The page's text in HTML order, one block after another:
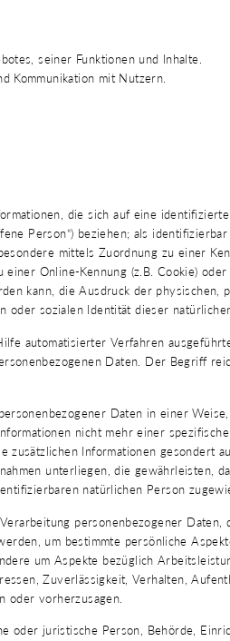
seiner Funktionen und Inhalte.
Kommunikation mit Nutzern.
die sich auf eine
Person“) beziehen; als
mittels Zuordnung zu einer
einer Online-Kennung (z.B. Cookie)
kann, die Ausdruck der physischen,
oder sozialen Identität dieser
automatisierter Verfahren
Daten. Der Begriff
Daten in einer
nicht mehr einer
zusätzlichen Informationen gesondert
unterliegen, die gewährleisten,
natürlichen Person
personenbezogener Daten,
um bestimmte persönliche
um Aspekte bezüglich
Zuverlässigkeit, Verhalten,
oder vorherzusagen.
oder juristische Person, Behörde,